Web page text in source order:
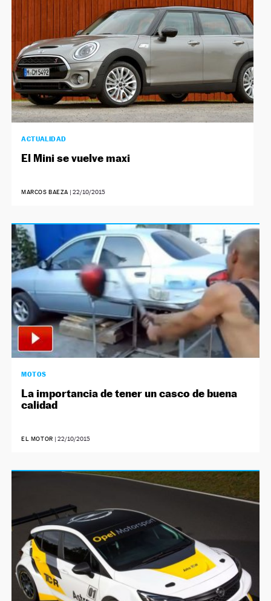
ACTUALIDAD
El Mini se vuelve maxi
MARCOS BAEZA |22/10/2015
MOTOS
La importancia de tener un casco de buena
calidad
EL MOTOR | 22/10/2015